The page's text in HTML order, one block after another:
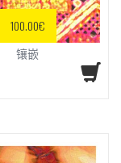
100.00€
镶嵌